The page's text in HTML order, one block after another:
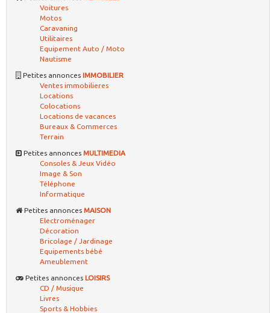
Voitures
Motos
Caravaning
Utilitaires
Equipement Auto / Moto
Nautisme
Petites annonces IMMOBILIER
Ventes immobilieres
Locations
Colocations
Locations de vacances
Bureaux & Commerces
Terrain
Petites annonces MULTIMEDIA
Consoles & Jeux Vidéo
Image & Son
Téléphone
Informatique
Petites annonces MAISON
Electroménager
Décoration
Bricolage / Jardinage
Equipements bébé
Ameublement
Petites annonces LOISIRS
CD / Musique
Livres
Sports & Hobbies